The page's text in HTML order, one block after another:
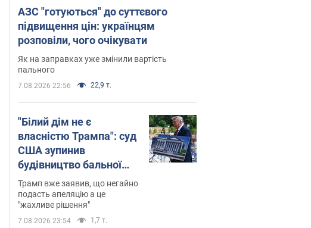
АЗС "готуються" до суттєвого
підвищення цін: українцям
розповіли, чого очікувати
Як на заправках уже змінили вартість
пального
7.08.2026 22:56 22,9 т.
"Білий дім не є
власністю Трампа": суд
США зупинив
будівництво бальної
зали за $400 млн
Трамп вже заявив, що негайно
подасть апеляцію а це
"жахливе рішення"
7.08.2026 23:54 1,7 т.